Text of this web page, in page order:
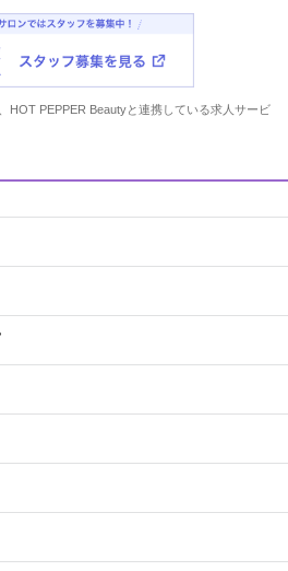
HOT PEPPER Beautyと連携している求人サービ